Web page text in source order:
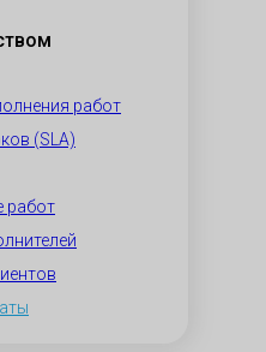
работ
(SLA)
работ